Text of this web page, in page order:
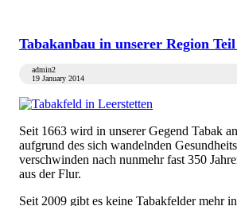
Tabakanbau in unserer Region Teil
admin2
19 January 2014
Seit 1663 wird in unserer Gegend Tabak
aufgrund des sich wandelnden
verschwinden nach nunmehr fast 350
aus der Flur.
Seit 2009 gibt es keine Tabakfelder mehr